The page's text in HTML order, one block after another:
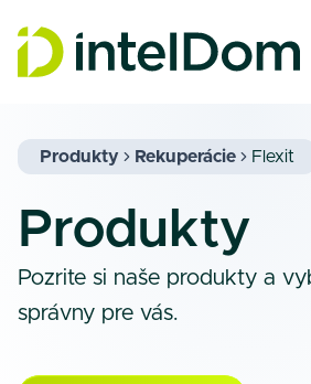
Produkty Rekuperácie Flexit
Produkty
Pozrite si naše produkty a
správny pre vás.